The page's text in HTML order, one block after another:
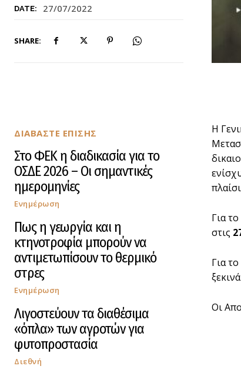
DATE: 27/07/2022
SHARE:
ΔΙΑΒΑΣΤΕ ΕΠΙΣΗΣ
Στο ΦΕΚ η διαδικασία για το
ΟΣΔΕ 2026 – Οι σημαντικές
ημερομηνίες
Ενημέρωση
Πως η γεωργία και η
κτηνοτροφία μπορούν να
αντιμετωπίσουν το θερμικό
στρες
Ενημέρωση
Λιγοστεύουν τα διαθέσιμα
«όπλα» των αγροτών για
φυτοπροστασία
Διεθνή
Η
Για
στις
Για
Οι